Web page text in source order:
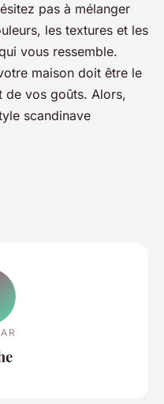
pas à mélanger
les textures et les
vous ressemble.
maison doit être le
de vos goûts. Alors,
scandinave